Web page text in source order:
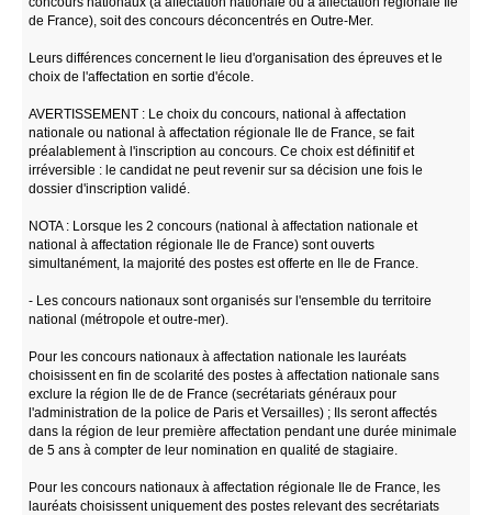
de France), soit des concours déconcentrés en Outre-Mer.
Leurs différences concernent le lieu d'organisation des épreuves et le
choix de l'affectation en sortie d'école.
AVERTISSEMENT : Le choix du concours, national à affectation
nationale ou national à affectation régionale Ile de France, se fait
préalablement à l'inscription au concours. Ce choix est définitif et
irréversible : le candidat ne peut revenir sur sa décision une fois le
dossier d'inscription validé.
NOTA : Lorsque les 2 concours (national à affectation nationale et
national à affectation régionale Ile de France) sont ouverts
simultanément, la majorité des postes est offerte en Ile de France.
- Les concours nationaux sont organisés sur l'ensemble du territoire
national (métropole et outre-mer).
Pour les concours nationaux à affectation nationale les lauréats
choisissent en fin de scolarité des postes à affectation nationale sans
exclure la région Ile de de France (secrétariats généraux pour
l'administration de la police de Paris et Versailles) ; Ils seront affectés
dans la région de leur première affectation pendant une durée minimale
de 5 ans à compter de leur nomination en qualité de stagiaire.
Pour les concours nationaux à affectation régionale Ile de France, les
lauréats choisissent uniquement des postes relevant des secrétariats